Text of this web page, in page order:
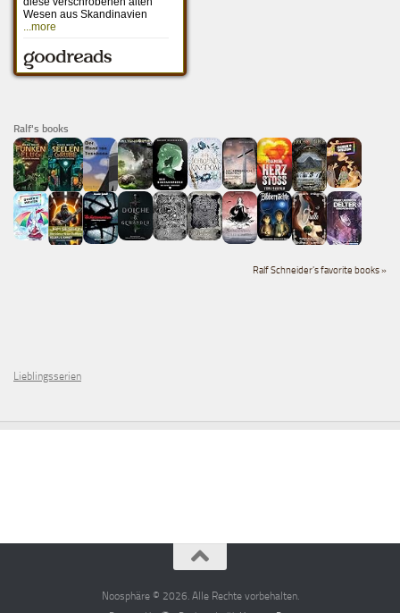
Ralf's books
Ralf Schneider's favorite books »
Lieblingsserien
Noosphäre © 2026. Alle Rechte vorbehalten.